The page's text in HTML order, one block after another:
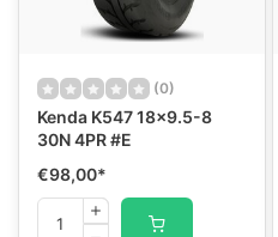
(0)
Kenda K547 18x9.5-8
30N 4PR #E
€98,00*